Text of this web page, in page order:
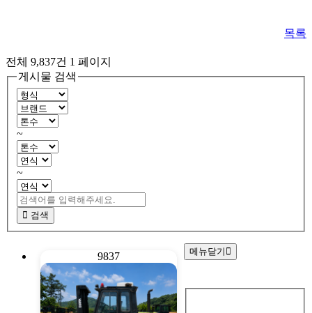
목록
전체 9,837건 1 페이지
게시물 검색
~
~
검색
9837 메뉴닫기
회